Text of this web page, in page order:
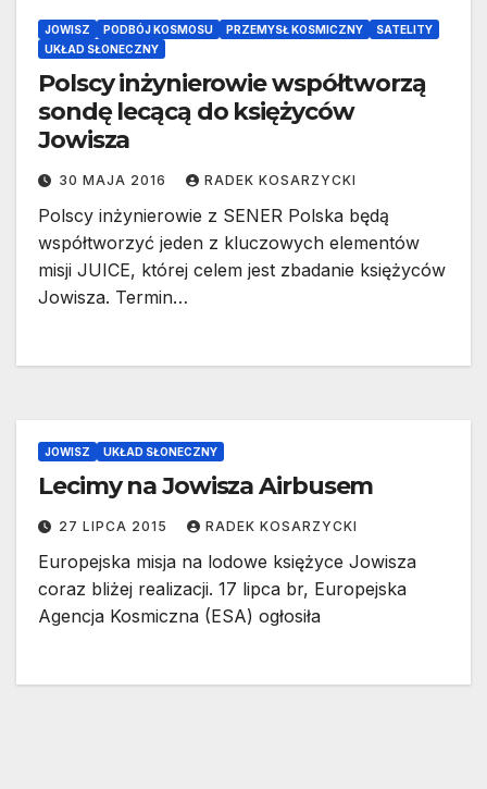
JOWISZ PODBÓJ KOSMOSU PRZEMYSŁ KOSMICZNY
SATELITY
UKŁAD SŁONECZNY
Polscy inżynierowie współtworzą
sondę lecącą do księżyców
Jowisza
30 MAJA 2016 RADEK KOSARZYCKI
Polscy inżynierowie z SENER Polska będą
współtworzyć jeden z kluczowych elementów
misji JUICE, której celem jest zbadanie księżyców
Jowisza. Termin…
JOWISZ UKŁAD SŁONECZNY
Lecimy na Jowisza Airbusem
27 LIPCA 2015 RADEK KOSARZYCKI
Europejska misja na lodowe księżyce Jowisza
coraz bliżej realizacji. 17 lipca br, Europejska
Agencja Kosmiczna (ESA) ogłosiła